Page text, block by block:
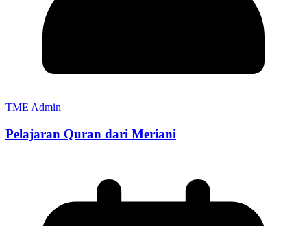
TME Admin
Pelajaran Quran dari Meriani